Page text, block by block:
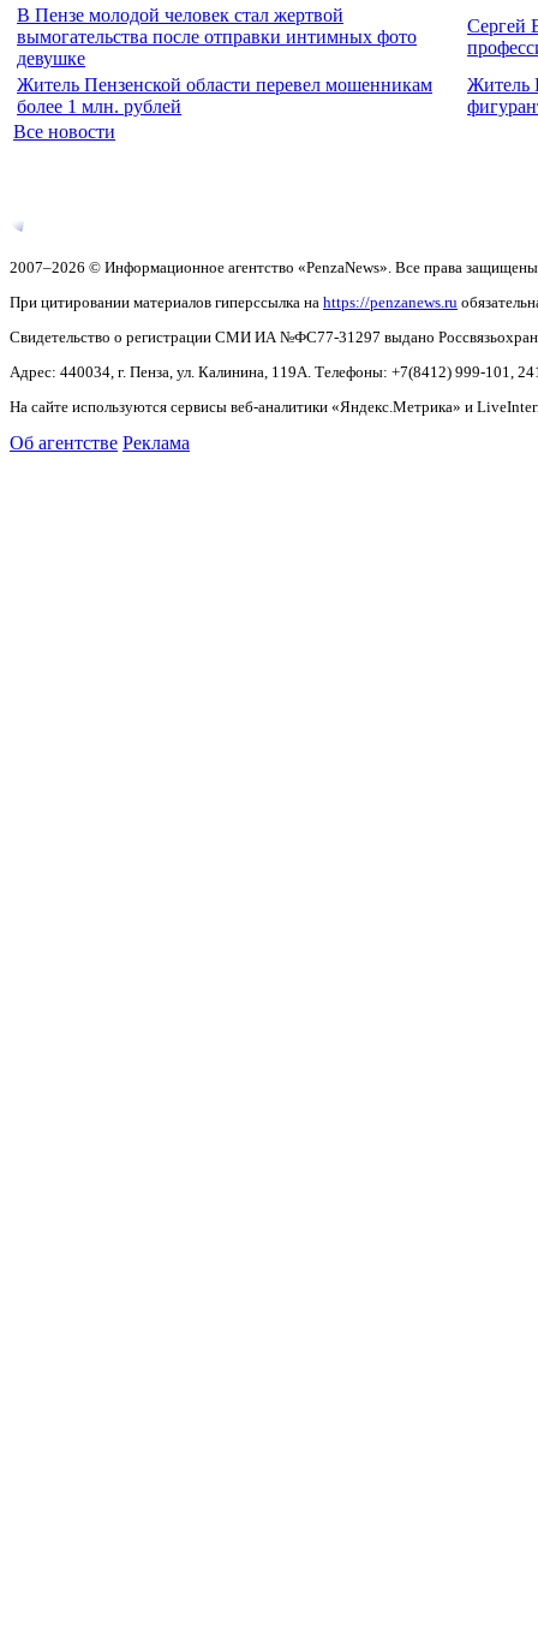
В Пензе молодой человек стал жертвой
вымогательства после отправки интимных фото
девушке
Сергей
Житель Пензенской области перевел мошенникам
более 1 млн. рублей
Житель
Все новости
2007–2026 © Информационное агентство «PenzaNews». Все права
При цитировании материалов гиперссылка на https://penzanews.ru
Свидетельство о регистрации СМИ ИА №ФС77-31297 выдано
Адрес: 440034, г. Пенза, ул. Калинина, 119А. Телефоны: +7(8412) 999-101,
На сайте используются сервисы веб-аналитики «Яндекс.Метрика» и
Об агентстве Реклама